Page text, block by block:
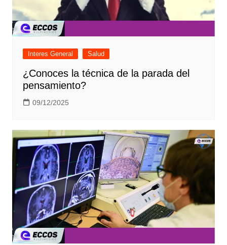
Interes General Salud
¿Conoces la técnica de la parada del
pensamiento?
09/12/2025